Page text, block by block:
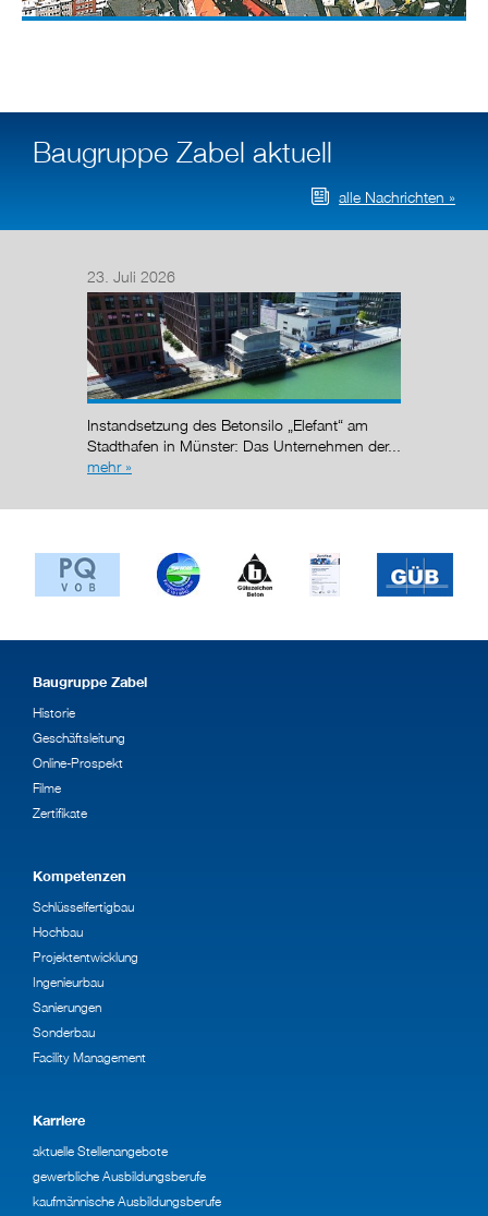
Baugruppe Zabel aktuell
alle Nachrichten »
23. Juli 2026
Instandsetzung des Betonsilo „Elefant“ am
Stadthafen in Münster: Das Unternehmen der...
mehr »
Baugruppe Zabel
Historie
Geschäftsleitung
Online-Prospekt
Filme
Zertifikate
Kompetenzen
Schlüsselfertigbau
Hochbau
Projektentwicklung
Ingenieurbau
Sanierungen
Sonderbau
Facility Management
Karriere
aktuelle Stellenangebote
gewerbliche Ausbildungsberufe
kaufmännische Ausbildungsberufe